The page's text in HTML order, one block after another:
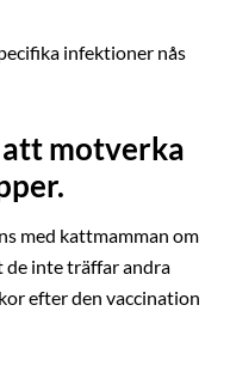
infektioner nås
motverka
med kattmamman om
de inte träffar andra
efter den vaccination